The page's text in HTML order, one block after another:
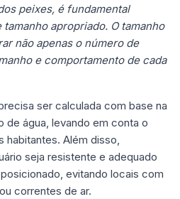
peixes, é fundamental
apropriado. O tamanho
não apenas o número de
e comportamento de cada
ser calculada com base na
de água, levando em conta o
Além disso,
seja resistente e adequado
evitando locais com
correntes de ar.